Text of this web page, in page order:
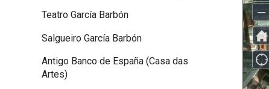
Teatro García Barbón
Salgueiro García Barbón
Antigo Banco de España (Casa das
Artes)